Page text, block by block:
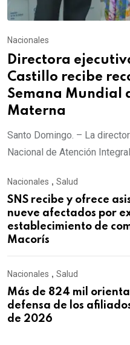
Nacionales
Directora
Castillo recibe
Semana Mundial
Materna
Santo Domingo. – La
Nacional de Atención
Nacionales , Salud
SNS recibe y ofrece
nueve afectados por
establecimiento de
Macorís
Nacionales , Salud
Más de 824 mil
defensa de los
de 2026